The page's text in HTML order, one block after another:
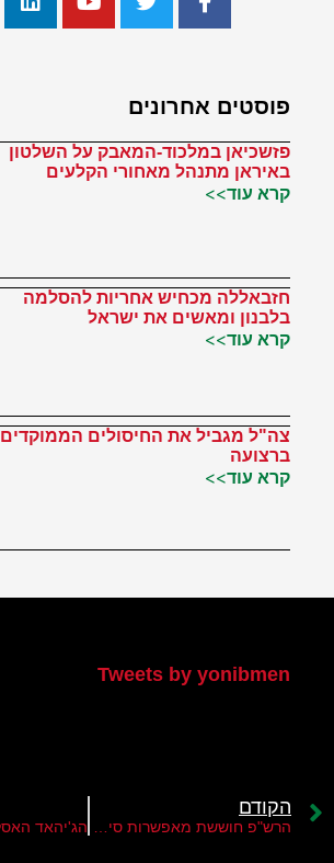
פוסטים אחרונים
פזשכיאן במלכוד-המאבק על השלטון
באיראן מתנהל מאחורי הקלעים
קרא עוד>>
חזבאללה מכחיש אחריות להסלמה
בלבנון ומאשים את ישראל
קרא עוד>>
צה"ל מגביל את החיסולים הממוקדים
ברצועה
קרא עוד>>
Tweets by yonibmen
הקודם